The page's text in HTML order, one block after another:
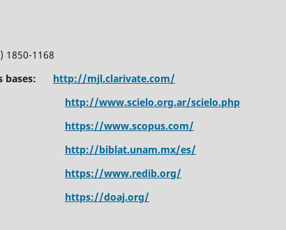
1850-1168
bases: http://mjl.clarivate.com/
http://www.scielo.org.ar/scielo.php
https://www.scopus.com/
http://biblat.unam.mx/es/
https://www.redib.org/
https://doaj.org/